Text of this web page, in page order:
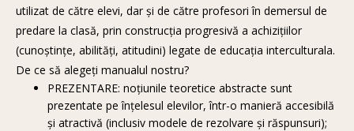
utilizat de către elevi, dar și de către profesori în demersul de
predare la clasă, prin construcția progresivă a achizițiilor
(cunoștințe, abilități, atitudini) legate de educația interculturala.
De ce să alegeți manualul nostru?
PREZENTARE: noțiunile teoretice abstracte sunt
prezentate pe înțelesul elevilor, într-o manieră accesibilă
și atractivă (inclusiv modele de rezolvare și răspunsuri);